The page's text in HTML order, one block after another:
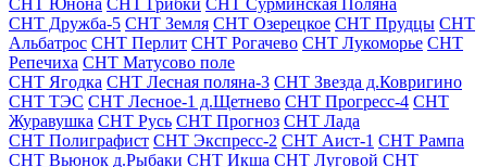
СНТ Дружба-5 СНТ Земля СНТ Озерецкое СНТ Прудцы СНТ
Альбатрос СНТ Перлит СНТ Рогачево СНТ Лукоморье СНТ
Репечиха СНТ Матусово поле
СНТ Ягодка СНТ Лесная поляна-3 СНТ Звезда д.Ковригино
СНТ ТЭС СНТ Лесное-1 д.Щетнево СНТ Прогресс-4 СНТ
Журавушка СНТ Русь СНТ Прогноз СНТ Лада
СНТ Полиграфист СНТ Экспресс-2 СНТ Аист-1 СНТ Рампа
СНТ Вьюнок д.Рыбаки СНТ Икша СНТ Луговой СНТ